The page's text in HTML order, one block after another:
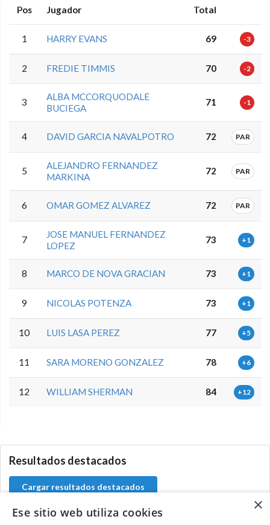
Pos Jugador Total
1 HARRY EVANS 69 -3
2 FREDIE TIMMIS 70 -2
3
ALBA MCCORQUODALE
BUCIEGA
71 -1
4 DAVID GARCIA NAVALPOTRO 72 PAR
5
ALEJANDRO FERNANDEZ
MARKINA
72 PAR
6 OMAR GOMEZ ALVAREZ 72 PAR
7
JOSE MANUEL FERNANDEZ
LOPEZ
73 +1
8 MARCO DE NOVA GRACIAN 73 +1
9 NICOLAS POTENZA 73 +1
10 LUIS LASA PEREZ 77 +5
11 SARA MORENO GONZALEZ 78 +6
12 WILLIAM SHERMAN 84 +12
Resultados destacados
Cargar resultados destacados
×
Ese sitio web utiliza cookies